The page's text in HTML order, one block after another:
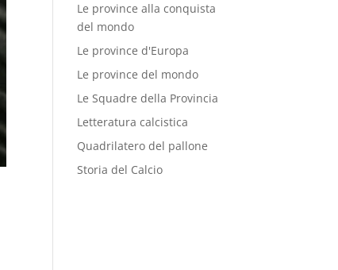
Le province alla conquista
del mondo
Le province d'Europa
Le province del mondo
Le Squadre della Provincia
Letteratura calcistica
Quadrilatero del pallone
Storia del Calcio